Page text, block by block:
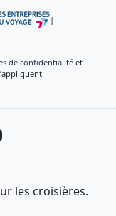
|
de confidentialitéet
les croisières.